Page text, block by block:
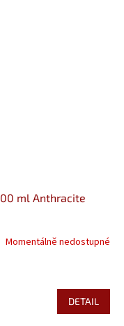
ml Anthracite
Momentálně nedostupné
DETAIL